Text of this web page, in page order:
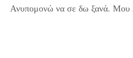
Ανυπομονώ να σε δω ξανά. Μου